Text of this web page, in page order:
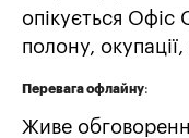
опікується
полону,
Перевага офлайну:
Живе